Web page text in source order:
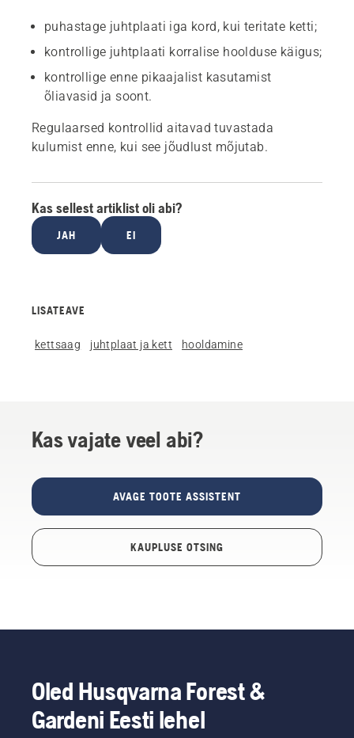
puhastage juhtplaati iga kord, kui teritate ketti;
kontrollige juhtplaati korralise hoolduse käigus;
kontrollige enne pikaajalist kasutamist
õliavasid ja soont.
Regulaarsed kontrollid aitavad tuvastada
kulumist enne, kui see jõudlust mõjutab.
Kas sellest artiklist oli abi?
JAH EI
LISATEAVE
kettsaag juhtplaat ja kett hooldamine
Kas vajate veel abi?
AVAGE TOOTE ASSISTENT
KAUPLUSE OTSING
Oled Husqvarna Forest &
Gardeni Eesti lehel